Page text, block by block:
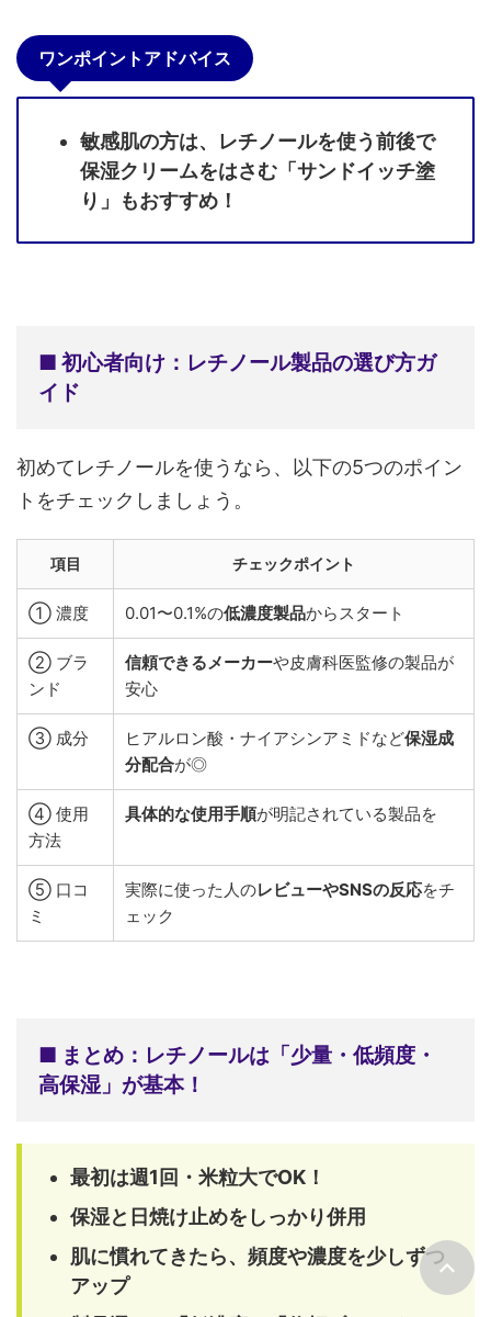
ワンポイントアドバイス
敏感肌の方は、レチノールを使う前後で
保湿クリームをはさむ「サンドイッチ塗
り」もおすすめ！
■ 初心者向け：レチノール製品の選び方ガ
イド
初めてレチノールを使うなら、以下の5つのポイン
トをチェックしましょう。
項目 チェックポイント
① 濃度 0.01〜0.1%の低濃度製品からスタート
② ブラ
ンド
信頼できるメーカーや皮膚科医監修の製品が
安心
③ 成分 ヒアルロン酸・ナイアシンアミドなど保湿成
分配合が◎
④ 使用
方法
具体的な使用手順が明記されている製品を
⑤ 口コ
ミ
実際に使った人のレビューやSNSの反応をチ
ェック
■ まとめ：レチノールは「少量・低頻度・
高保湿」が基本！
最初は週1回・米粒大でOK！
保湿と日焼け止めをしっかり併用
肌に慣れてきたら、頻度や濃度を少しずつ
アップ